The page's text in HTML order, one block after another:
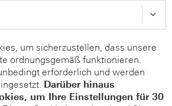
um sicherzustellen, dass unsere
ordnungsgemäß funktionieren.
erforderlich und werden
Darüber hinaus
um Ihre Einstellungen für 30